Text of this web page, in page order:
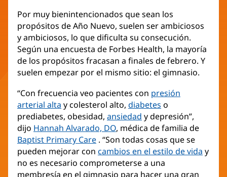
Por muy bienintencionados que sean los
propósitos de Año Nuevo, suelen ser ambiciosos
y ambiciosos, lo que dificulta su consecución.
Según una encuesta de Forbes Health, la mayoría
de los propósitos fracasan a finales de febrero. Y
suelen empezar por el mismo sitio: el gimnasio.
“Con frecuencia veo pacientes con presión
arterial alta y colesterol alto, diabetes o
prediabetes, obesidad, ansiedad y depresión”,
dijo Hannah Alvarado, DO, médica de familia de
Baptist Primary Care . “Son todas cosas que se
pueden mejorar con cambios en el estilo de vida y
no es necesario comprometerse a una
membresía en el gimnasio para hacer una gran